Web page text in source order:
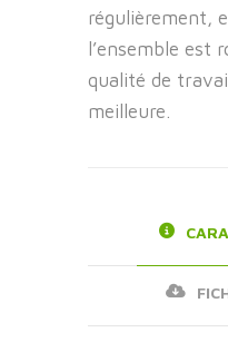
régulièrement,
l’ensemble est
qualité de
meilleure.